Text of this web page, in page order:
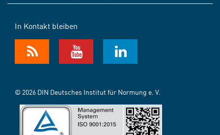
In Kontakt bleiben
© 2026 DIN Deutsches Institut für Normung e. V.